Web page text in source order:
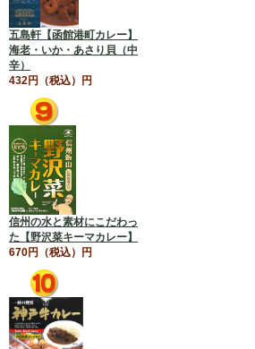
五島軒【函館港町カレー】
海老・いか・あさり貝（中
辛）
432円（税込）円
信州の水と素材にこだわっ
た【野沢菜キーマカレー】
670円（税込）円